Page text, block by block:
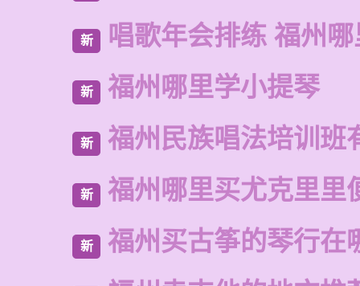
新 唱歌年会排练 福州
新 福州哪里学小提琴
新 福州民族唱法培训班
新 福州哪里买尤克里里
新 福州买古筝的琴行在